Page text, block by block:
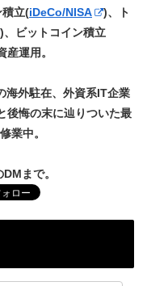
積立(iDeCo/NISA
)、ト
)、ビットコイン積立
産運用。
海外駐在、外資系IT企業
後悔の末に辿りついた最
業中。
まで。